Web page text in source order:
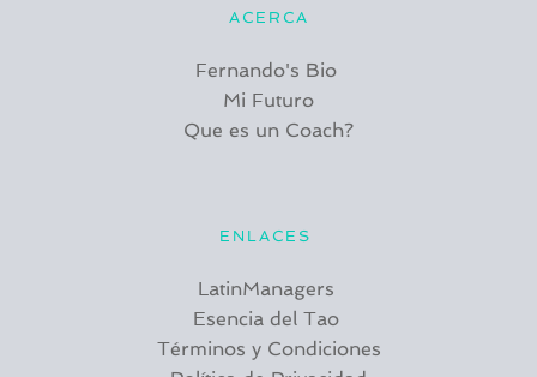
ACERCA
Fernando's Bio
Mi Futuro
Que es un Coach?
ENLACES
LatinManagers
Esencia del Tao
Términos y Condiciones